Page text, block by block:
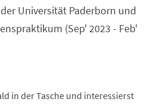
Universität Paderborn und
(Sep' 2023 - Feb'
in der Tasche und interessierst